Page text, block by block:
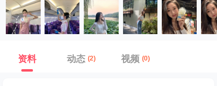
资料 动态 (2) 视频 (0)